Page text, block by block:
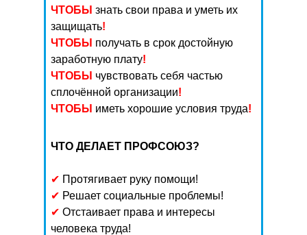
ЧТОБЫ знать свои права и уметь их
защищать!
ЧТОБЫ получать в срок достойную
заработную плату!
ЧТОБЫ чувствовать себя частью
сплочённой организации!
ЧТОБЫ иметь хорошие условия труда!
ЧТО ДЕЛАЕТ ПРОФСОЮЗ?
✔ Протягивает руку помощи!
✔ Решает социальные проблемы!
✔ Отстаивает права и интересы
человека труда!